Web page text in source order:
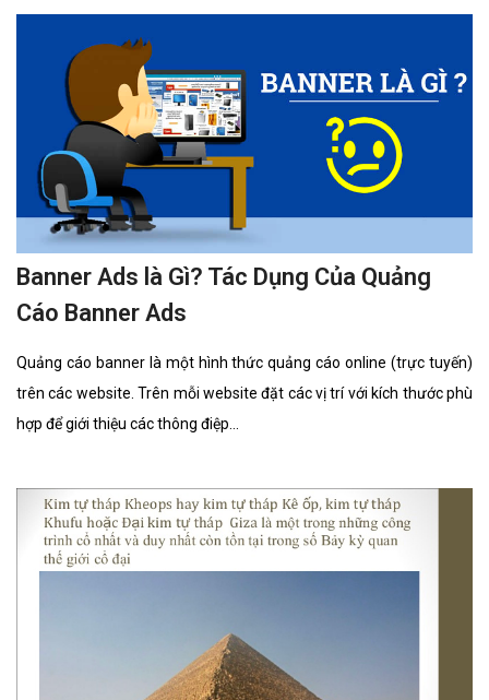
Wap để tải hình nền và nhạc chuông hay các ứng dụng cho dế yêu
hoặc máy tính của mình đồng thời thông qua Wap bạn cũng có thể
nhận maik và xem các tin tức về lĩnh vực
Banner Ads là Gì? Tác Dụng Của Quảng
Cáo Banner Ads
Quảng cáo banner là một hình thức quảng cáo online (trực tuyến)
trên các website. Trên mỗi website đặt các vị trí với kích thước phù
hợp để giới thiệu các thông điệp...